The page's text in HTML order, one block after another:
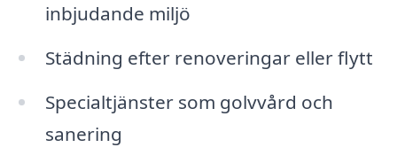
inbjudande miljö
Städning efter renoveringar eller flytt
Specialtjänster som golvvård och
sanering